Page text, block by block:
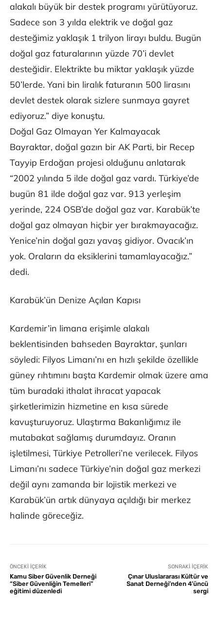
alakalı büyük bir destek programı yürütüyoruz.
Sadece son 3 yılda elektrik ve doğal gaz
desteğimiz yaklaşık 1 trilyon lirayı buldu. Bugün
doğal gaz faturalarının yüzde 70’i devlet
desteğidir. Elektrikte bu miktar yaklaşık yüzde
50’lerde. Yani bin liralık faturanın 500 lirasını
devlet destek olarak sizlere sunmaya gayret
ediyoruz.” diye konuştu.
Doğal Gaz Olmayan Yer Kalmayacak
Bayraktar, doğal gazın bir AK Parti, bir Recep
Tayyip Erdoğan projesi olduğunu anlatarak
“2002 yılında 5 ilde doğal gaz vardı. Türkiye’de
bugün 81 ilde doğal gaz var. 913 yerleşim
yerinde, 224 OSB’de doğal gaz var. Karabük’te
doğal gaz olmayan hiçbir yer bırakmayacağız.
Yenice’nin doğal gazı yavaş gidiyor. Ovacık’ın
yok. Oraların da eksiklerini tamamlayacağız.”
dedi.
Karabük’ün Denize Açılan Kapısı
Kardemir’in limana erişimle alakalı
beklentisinden bahseden Bayraktar, şunları
söyledi: Filyos Limanı’nı en hızlı şekilde özellikle
güney rıhtımını başta Kardemir olmak üzere ama
tüm buradaki ithalat ihracat yapacak
şirketlerimizin hizmetine en kısa sürede
kavuşturuyoruz. Ulaştırma Bakanlığımız ile
mutabakat sağlamış durumdayız. Oranın
işletilmesi, Türkiye Petrolleri’ne verilecek. Filyos
Limanı’nı sadece Türkiye’nin doğal gaz merkezi
değil aynı zamanda bir lojistik merkezi ve
Karabük’ün artık dünyaya açıldığı bir merkez
halinde göreceğiz.
ÖNCEKI İÇERIK
Kamu Siber Güvenlik Derneği
“Siber Güvenliğin Temelleri”
eğitimi düzenledi
SONRAKI İÇERIK
Çınar Uluslararası Kültür ve
Sanat Derneği’nden 4’üncü
sergi